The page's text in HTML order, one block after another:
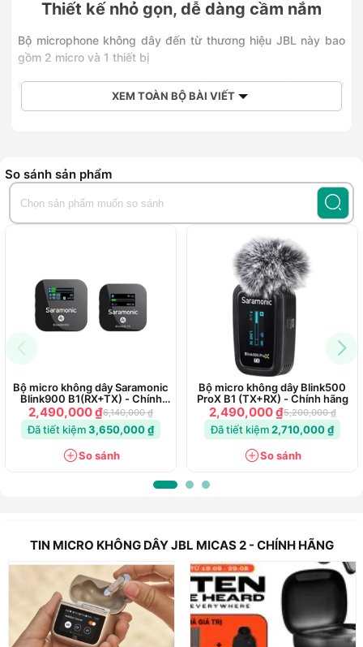
Thiết kế nhỏ gọn, dễ dàng cầm nắm
Bộ microphone không dây đến từ thương hiệu JBL này bao
gồm 2 micro và 1 thiết bị
thu phát tín hiệu mini. Trong đó mỗi micro có khối lượng rất
nhẹ, mang đến cho người dùng sự thoải mái khi sử dụng.
Chất âm rõ ràng, đem đến trải nghiệm chân thực
Mặc dù có kích thước nhỏ gọn, tuy nhiên bên trong micro
được trang bị công nghệ âm thanh mạnh mẽ. Điều này cho
phép chiếc microphone có khả năng tái tạo âm thanh trung
thực, giúp người dùng thoải mái hát các nốt cao mà không bị
hụt hơi hay đuối sức.
Bên cạnh khả năng tái tạo âm, microphone còn giúp giọng
hát trở nên sắc nét và bay bổng hơn. Đây cũng là trợ thủ đắc
lực, hứa hẹn mang đến một chất giọng truyền cảm, nội lực và
hòa quyện với từng giai điệu nhạc.
Với sản phẩm này, người dùng sẽ được trải nghiệm âm thanh
nguyên bản và giọng hát trong và rõ nét đáng kinh ngạc. Bất
kỳ ai cũng có thể thoải mái biểu diễn các ca khúc tone cao
mà không phải quá gắng sức hoặc mệt mỏi.
cùng đơn giản. Chỉ cần bạn cắm bộ thu phát tín hiệu vào
thiết bị loa, bật microphone, bạn có thể hát sử dụng ngay
micro.
Thêm vào đó, micro JBL Wireless JBL Micas 2 có khả năng
XEM TOÀN BỘ BÀI VIẾT
So sánh sản phẩm
Bộ micro không dây Saramonic
Blink900 B1(RX+TX) - Chính
hãng
2,490,000 ₫6,140,000 ₫
Đã tiết kiệm3,650,000 ₫
So sánh
Bộ micro không dây Blink500
ProX B1 (TX+RX) - Chính hãng
2,490,000 ₫5,200,000 ₫
Đã tiết kiệm2,710,000 ₫
So sánh
TIN MICRO KHÔNG DÂY JBL MICAS 2 - CHÍNH HÃNG